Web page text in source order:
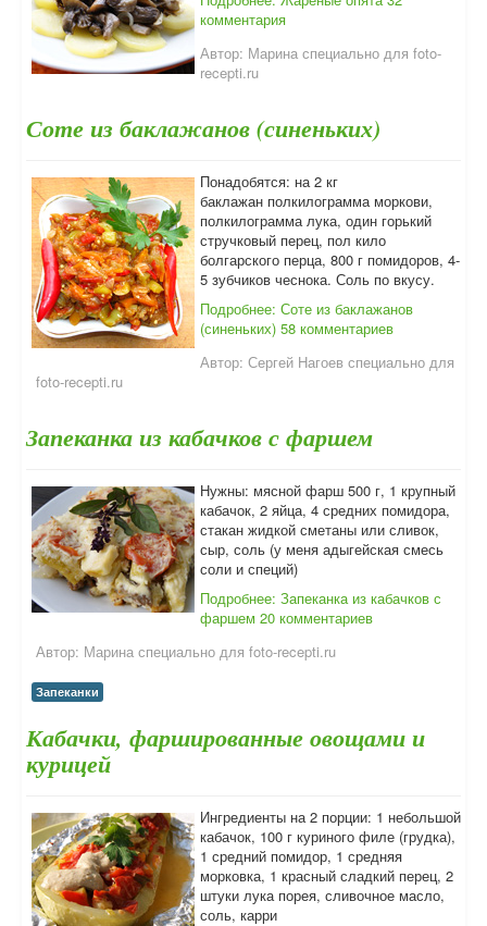
комментария
Автор: Марина специально для foto-
recepti.ru
Соте из баклажанов (синеньких)
Понадобятся: на 2 кг
баклажан полкилограмма моркови,
полкилограмма лука, один горький
стручковый перец, пол кило
болгарского перца, 800 г помидоров, 4-
5 зубчиков чеснока. Соль по вкусу.
Подробнее: Соте из баклажанов
(синеньких) 58 комментариев
Автор: Сергей Нагоев специально для
foto-recepti.ru
Запеканка из кабачков с фаршем
Нужны: мясной фарш 500 г, 1 крупный
кабачок, 2 яйца, 4 средних помидора,
стакан жидкой сметаны или сливок,
сыр, соль (у меня адыгейская смесь
соли и специй)
Подробнее: Запеканка из кабачков с
фаршем 20 комментариев
Автор: Марина специально для foto-recepti.ru
Запеканки
Кабачки, фаршированные овощами и
курицей
Ингредиенты на 2 порции: 1 небольшой
кабачок, 100 г куриного филе (грудка),
1 средний помидор, 1 средняя
морковка, 1 красный сладкий перец, 2
штуки лука порея, сливочное масло,
соль, карри